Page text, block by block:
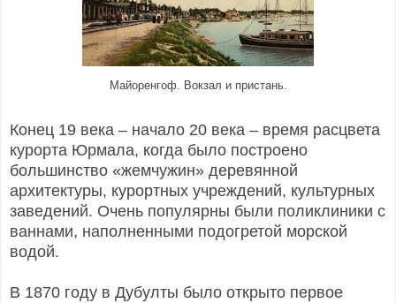
Майоренгоф. Вокзал и пристань.
Конец 19 века – начало 20 века – время расцвета
курорта Юрмала, когда было построено
большинство «жемчужин» деревянной
архитектуры, курортных учреждений, культурных
заведений. Очень популярны были поликлиники с
ваннами, наполненными подогретой морской
водой.
В 1870 году в Дубулты было открыто первое